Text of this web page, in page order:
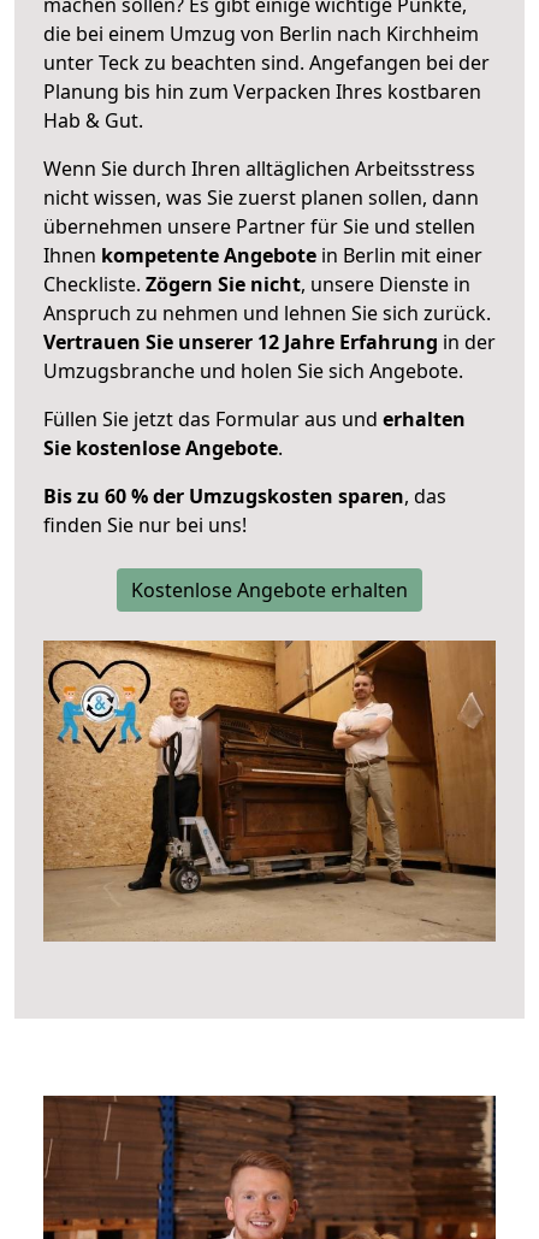
die bei einem Umzug von Berlin nach Kirchheim
unter Teck zu beachten sind. Angefangen bei der
Planung bis hin zum Verpacken Ihres kostbaren
Hab & Gut.
Wenn Sie durch Ihren alltäglichen Arbeitsstress
nicht wissen, was Sie zuerst planen sollen, dann
übernehmen unsere Partner für Sie und stellen
Ihnen kompetente Angebote in Berlin mit einer
Checkliste. Zögern Sie nicht, unsere Dienste in
Anspruch zu nehmen und lehnen Sie sich zurück.
Vertrauen Sie unserer 12 Jahre Erfahrung in der
Umzugsbranche und holen Sie sich Angebote.
Füllen Sie jetzt das Formular aus und erhalten
Sie kostenlose Angebote.
Bis zu 60 % der Umzugskosten sparen, das
finden Sie nur bei uns!
Kostenlose Angebote erhalten